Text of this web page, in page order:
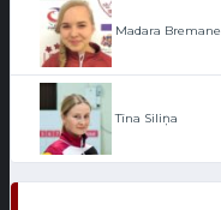
Madara Bremane
Tīna Siliņa